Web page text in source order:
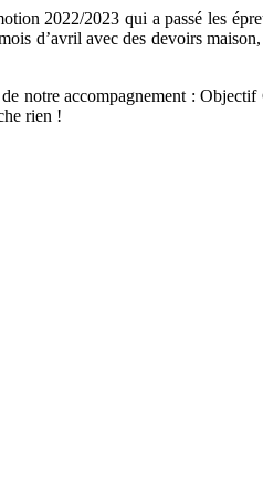
2022/2023 qui a passé les
d’avril avec des devoirs
notre accompagnement :
rien !